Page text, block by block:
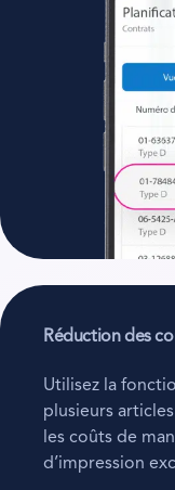
Réduction des
Utilisez la
plusieurs
les coûts de
d’impression